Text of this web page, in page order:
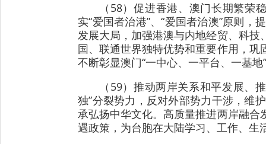
（58）促进香港、澳门长期繁荣
实“爱国者治港”、“爱国者治澳”原则
发展大局，加强港澳与内地经贸、科
国、联通世界独特优势和重要作用，
不断彰显澳门“一中心、一平台、一基
（59）推动两岸关系和平发展、
独”分裂势力，反对外部势力干涉，维
承弘扬中华文化。高质量推进两岸融
遇政策，为台胞在大陆学习、工作、